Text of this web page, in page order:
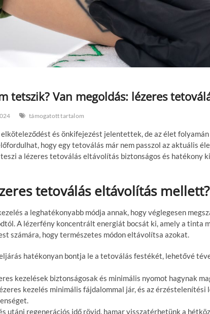
tetszik? Van megoldás: lézeres
támogatott tartalom
és önkifejezést jelentettek, de az élet
hogy egy tetoválás már nem passzol az aktuális
a lézeres tetoválás eltávolítás biztonságos és hatékony
tetoválás eltávolítás mellett?
a leghatékonyabb módja annak, hogy véglegesen
A lézerfény koncentrált energiát bocsát ki, amely a tinta
számára, hogy természetes módon eltávolítsa azokat.
hatékonyan bontja le a tetoválás festékét, lehetővé
kezelések biztonságosak és minimális nyomot hagynak
kezelés minimális fájdalommal jár, és az érzéstelenítési
utáni regenerációs idő rövid, hamar visszatérhetünk a